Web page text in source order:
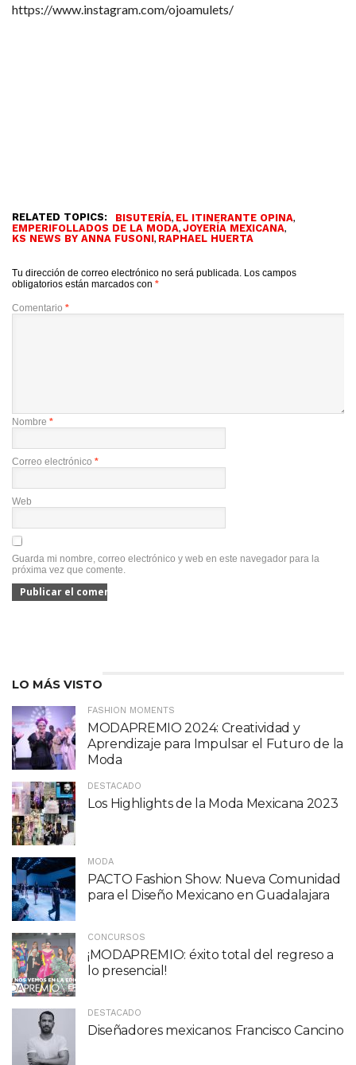
https://www.instagram.com/ojoamulets/
RELATED TOPICS: BISUTERÍA, EL ITINERANTE OPINA,
EMPERIFOLLADOS DE LA MODA, JOYERÍA MEXICANA,
KS NEWS BY ANNA FUSONI, RAPHAEL HUERTA
Tu dirección de correo electrónico no será publicada. Los campos
obligatorios están marcados con *
Comentario *
Nombre *
Correo electrónico *
Web
Guarda mi nombre, correo electrónico y web en este navegador para la
próxima vez que comente.
LO MÁS VISTO
FASHION MOMENTS
MODAPREMIO 2024: Creatividad y
Aprendizaje para Impulsar el Futuro de la
Moda
DESTACADO
Los Highlights de la Moda Mexicana 2023
MODA
PACTO Fashion Show: Nueva Comunidad
para el Diseño Mexicano en Guadalajara
CONCURSOS
¡MODAPREMIO: éxito total del regreso a
lo presencial!
DESTACADO
Diseñadores mexicanos: Francisco Cancino